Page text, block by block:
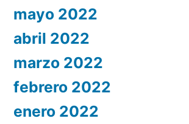
mayo 2022
abril 2022
marzo 2022
febrero 2022
enero 2022